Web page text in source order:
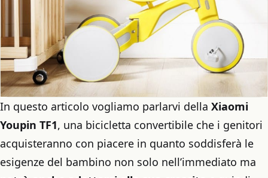
In questo articolo vogliamo parlarvi della Xiaomi
Youpin TF1, una bicicletta convertibile che i genitori
acquisteranno con piacere in quanto soddisferà le
esigenze del bambino non solo nell’immediato ma